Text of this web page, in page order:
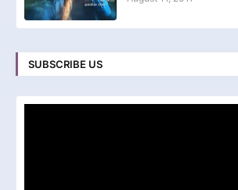
SUBSCRIBE US